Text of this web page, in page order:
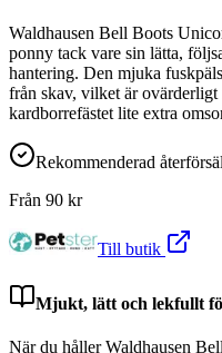
Waldhausen Bell Boots
ponny tack vare sin lätta,
hantering. Den mjuka
från skav, vilket är
kardborrefästet lite extra
Rekommenderad
Från 90 kr
Till butik
Mjukt, lätt och lekfullt
När du håller Waldhausen